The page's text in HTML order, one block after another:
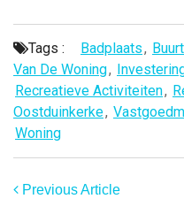
Tags : Badplaats,
Van De Woning,
Recreatieve Activiteiten,
Oostduinkerke,
Woning
Previous Article